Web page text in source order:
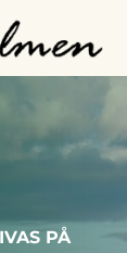
PÅ